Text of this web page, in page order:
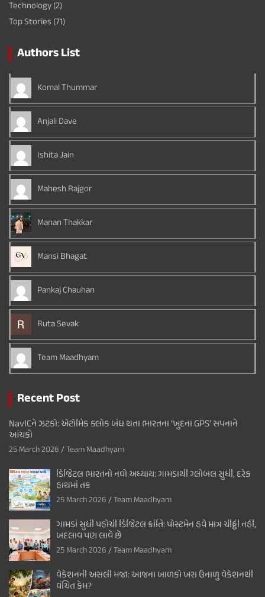
Technology(2)
Top Stories (71)
Authors List
Komal Thummar
Anjali Dave
Ishita Jain
Mahesh Rajgor
Manan Thakkar
Mansi Bhagat
Pankaj Chauhan
Ruta Sevak
Team Maadhyam
Recent Post
NavICને ઝટકો: એટોમિક ક્લોક બંધ થતા ભારતના ‘ખુદના GPS’ સપનાને
આંચકો
25 March 2026 Team Maadhyam
ડિજિટલ ભારતનો નવો અધ્યાય: ગામડાથી ગ્લોબલ સુધી, દરેક
હાથમાં તક
25 March 2026 Team Maadhyam
ગામડાં સુધી પહોંચી ડિજિટલ ક્રાંતિ: પોસ્ટમેન હવે માત્ર ચીઠ્ઠી નહીં,
બદલાવ પણ લાવે છે
25 March 2026 Team Maadhyam
વેકેશનની અસલી મજા: આજના બાળકો ખરા ઉનાળુ વેકેશનથી
વંચિત કેમ?